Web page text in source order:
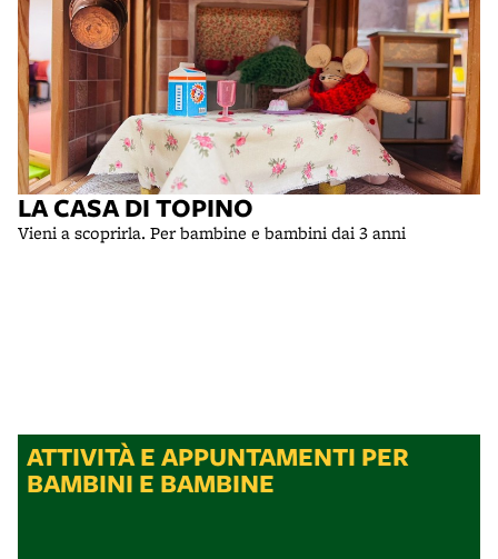
LA CASA DI TOPINO
Vieni a scoprirla. Per bambine e bambini dai 3 anni
ATTIVITÀ E APPUNTAMENTI PER
BAMBINI E BAMBINE